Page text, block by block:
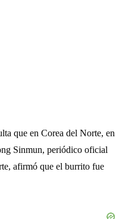
que en Corea del Norte, en
Sinmun, periódico oficial
afirmó que el burrito fue